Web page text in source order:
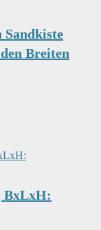
Sandkiste
Breiten
BxLxH: